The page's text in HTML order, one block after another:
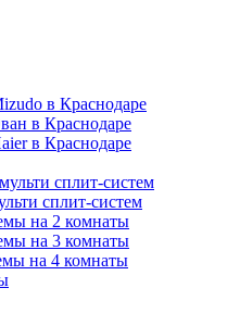
в Краснодаре
в Краснодаре
в Краснодаре
сплит-систем
сплит-систем
на 2 комнаты
на 3 комнаты
на 4 комнаты